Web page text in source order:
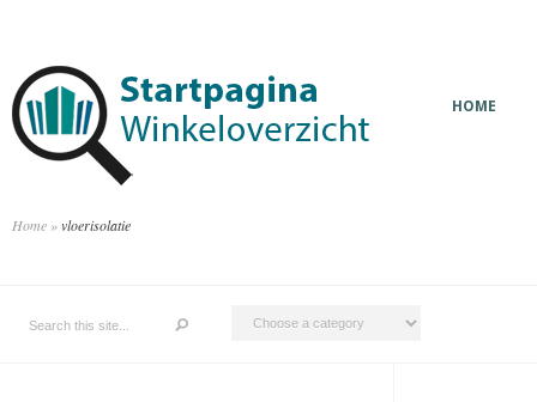
HOME
Home »vloerisolatie